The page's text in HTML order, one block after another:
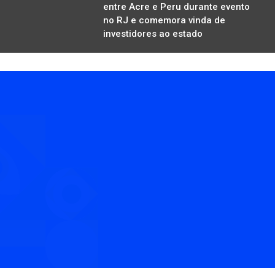
entre Acre e Peru durante evento
no RJ e comemora vinda de
investidores ao estado